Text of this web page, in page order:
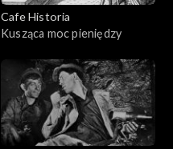
Cafe Historia
Kusząca moc pieniędzy